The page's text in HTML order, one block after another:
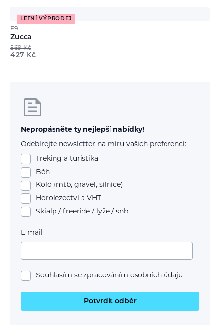
LETNÍ VÝPRODEJ
E9
Zucca
569Kč
427 Kč
Nepropásněte ty nejlepší nabídky!
Odebírejte newsletter na míru vašich preferencí:
Treking a turistika
Běh
Kolo (mtb, gravel, silnice)
Horolezectví a VHT
Skialp / freeride / lyže / snb
E-mail
Souhlasím se zpracováním osobních údajů
Potvrdit odběr